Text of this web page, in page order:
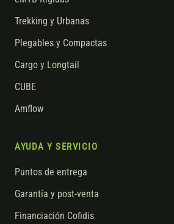
Trekking y Urbanas
Plegables y Compactas
Cargo y Longtail
CUBE
Amflow
AYUDA Y SERVICIO
Puntos de entrega
Garantía y post-venta
Financiación Cofidis